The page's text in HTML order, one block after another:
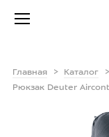
Главная Каталог
Рюкзак Deuter